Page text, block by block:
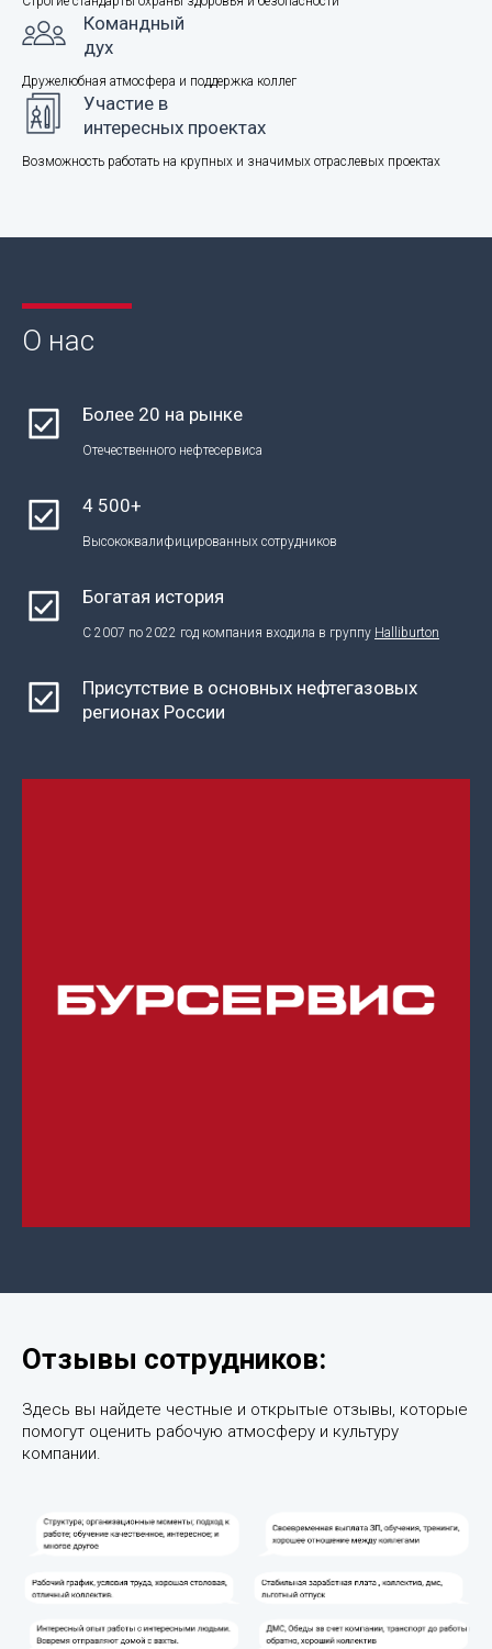
Командный
дух
Дружелюбная атмосфера и поддержка коллег
Участие в
интересных проектах
Возможность работать на крупных и значимых отраслевых проектах
О нас
Более 20 на рынке
Отечественного нефтесервиса
4 500+
Высококвалифицированных сотрудников
Богатая история
С 2007 по 2022 год компания входила в группу Halliburton
Присутствие в основных нефтегазовых
регионах России
Отзывы сотрудников:
Здесь вы найдете честные и открытые отзывы, которые
помогут оценить рабочую атмосферу и культуру
компании.